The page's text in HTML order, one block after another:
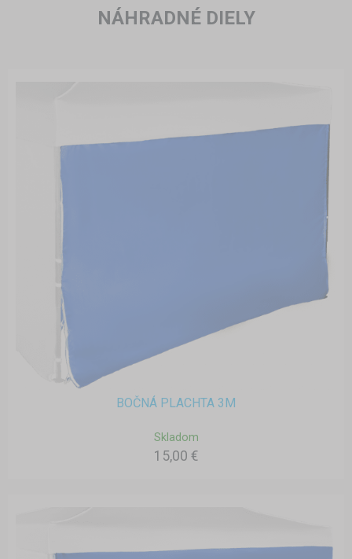
NÁHRADNÉ DIELY
BOČNÁ PLACHTA 3M
Skladom
15,00 €